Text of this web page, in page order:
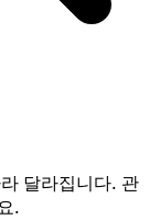
달라집니다. 관
.